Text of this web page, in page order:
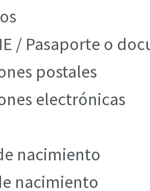
/ Pasaporte o
postales
electrónicas
nacimiento
nacimiento